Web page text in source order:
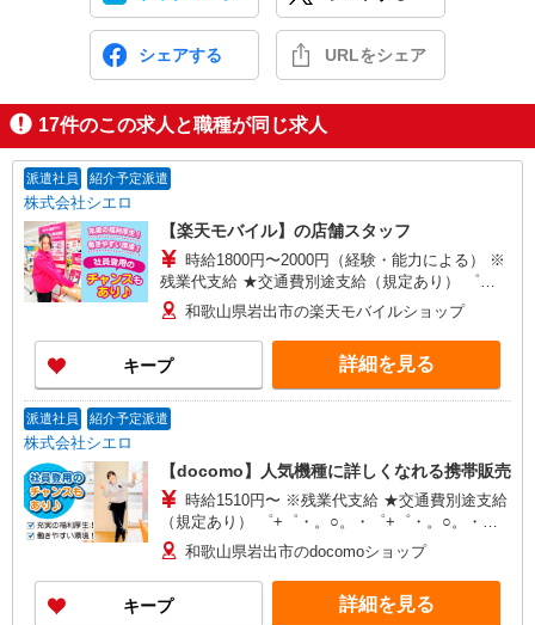
シェアする URLをシェア
17件のこの求人と職種が同じ求人
派遣社員 紹介予定派遣
株式会社シエロ
【楽天モバイル】の店舗スタッフ
時給1800円〜2000円（経験・能力による） ※
残業代支給 ★交通費別途支給（規定あり） ゜
+゜・。○。・゜+゜・。○。・゜+゜ 入社祝い金10
万円支給(規定有) お友達を紹介頂くと, インセンテ
ィブ支給(規定有) ★月2回払い・週払い可能（規程
有）★ ゜・。○。・゜+゜・。○。・゜+゜
和歌山県岩出市の楽天モバイルショップ
キープ 詳細を見る
派遣社員 紹介予定派遣
株式会社シエロ
【docomo】人気機種に詳しくなれる携帯販売
時給1510円〜 ※残業代支給 ★交通費別途支給
（規定あり） ゜+゜・。○。・゜+゜・。○。・゜
+゜ 入社祝い金10万円支給(規定有) お友達を紹介
頂くと, インセンティブ支給(規定有) ★月2回払
い・週払い可能（規程有）★ ゜・。○。・゜
+゜・。○。・゜+゜
和歌山県岩出市のdocomoショップ
キープ 詳細を見る